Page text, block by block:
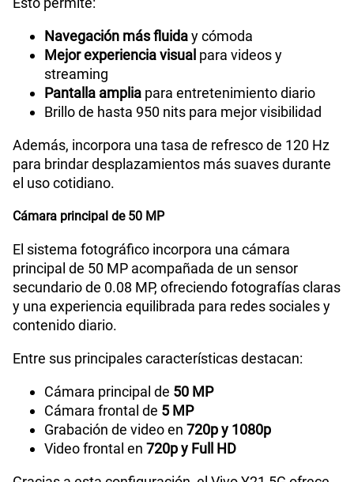
Navegación más fluiday cómoda
Mejor experiencia visual para videos y
streaming
Pantalla amplia para entretenimiento diario
Brillo de hasta 950 nits para mejor visibilidad
Además, incorpora una tasa de refresco de 120 Hz
para brindar desplazamientos más suaves durante
el uso cotidiano.
Cámara principal de 50 MP
El sistema fotográfico incorpora una cámara
principal de 50 MP acompañada de un sensor
secundario de 0.08 MP, ofreciendo fotografías claras
y una experiencia equilibrada para redes sociales y
contenido diario.
Entre sus principales características destacan:
Cámara principal de 50 MP
Cámara frontal de 5 MP
Grabación de video en 720p y 1080p
Video frontal en 720p y Full HD